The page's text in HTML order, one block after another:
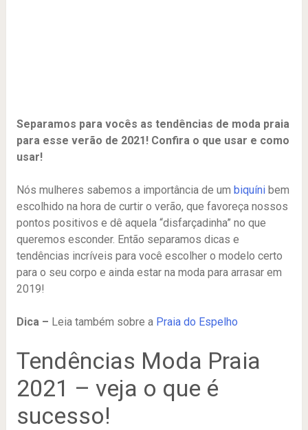
Separamos para vocês as tendências de moda praia
para esse verão de 2021! Confira o que usar e como
usar!
Nós mulheres sabemos a importância de um biquínibem
escolhido na hora de curtir o verão, que favoreça nossos
pontos positivos e dê aquela “disfarçadinha” no que
queremos esconder. Então separamos dicas e
tendências incríveis para você escolher o modelo certo
para o seu corpo e ainda estar na moda para arrasar em
2019!
Dica – Leia também sobre a Praia do Espelho
Tendências Moda Praia
2021 – veja o que é
sucesso!